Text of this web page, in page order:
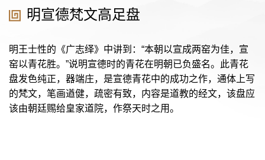
明宣德梵文高足盘
明王士性的《广志绎》中讲到：“本朝以宣成两窑为佳，宣
窑以青花胜。”说明宣德时的青花在明朝已负盛名。此青花
盘发色纯正，器端庄，是宣德青花中的成功之作，通体上写
的梵文，笔画遒健，疏密有致，内容是道教的经文，该盘应
该由朝廷赐给皇家道院，作祭天时之用。